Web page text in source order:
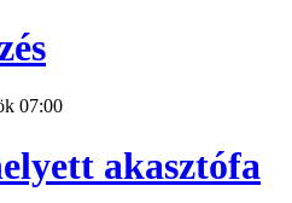
07:00
akasztófa